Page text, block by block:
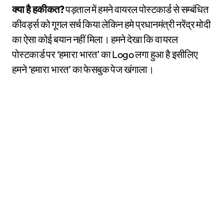
क्या है हकीकत?पड़ताल में हमने वायरल पोस्टकार्ड से सम्बंधित
कीवर्ड्स को गूगल सर्च किया लेकिन हमे प्रधानमंत्री नरेंद्र मोदी
का ऐसा कोई बयान नहीं मिला। हमने देखा कि वायरल
पोस्टकार्ड पर ‘हमारा भारत’ का Logo लगा हुआ है इसीलिए
हमने ‘हमारा भारत’ का फेसबुक पेज खंगाला।